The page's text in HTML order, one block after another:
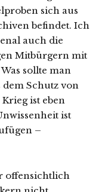
sich aus
befindet. Ich
auch die
Mitbürgern mit
sollte man
dem Schutz von
ist eben
ist
–
offensichtlich